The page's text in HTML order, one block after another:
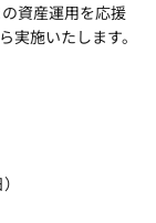
資産運用を応援
実施いたします。